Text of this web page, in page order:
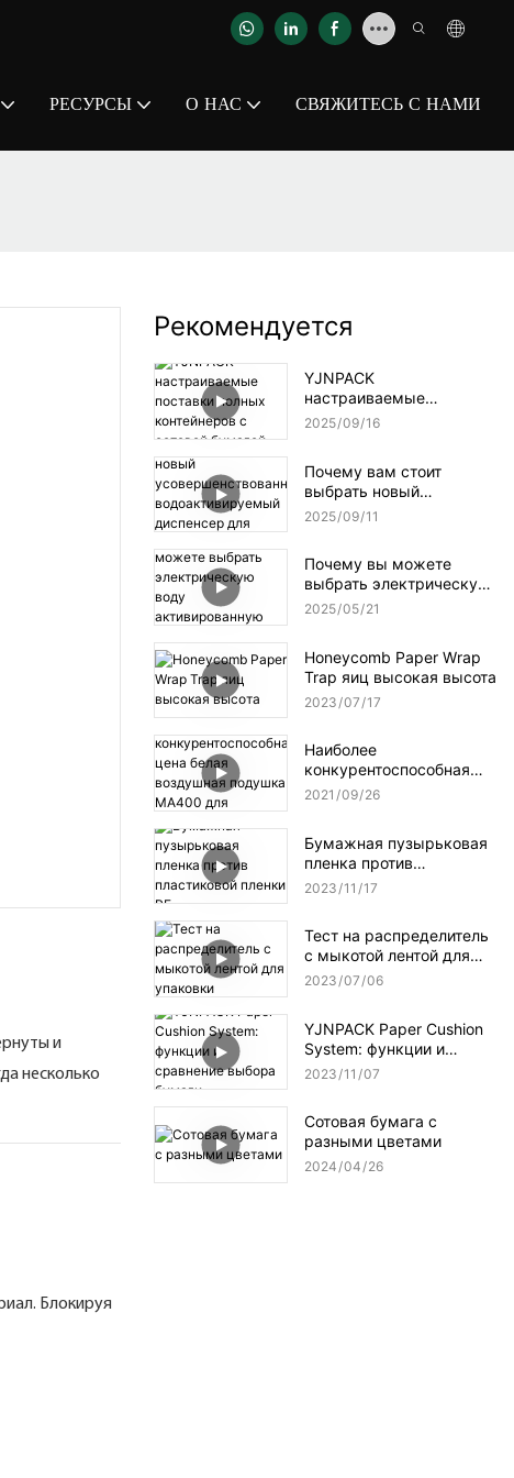
РЕСУРСЫ О НАС СВЯЖИТЕСЬ С НАМИ
и
несколько
Блокируя
Рекомендуется
YJNPACK
настраиваемые
поставки полных
2025 09 16
Почему вам стоит
выбрать новый
усовершенствованный
ленты NT-AT 3.0?
2025 09 11
Почему вы можете
выбрать электрическую
воду активированную
2025 05 21
Honeycomb Paper Wrap
Trap яиц высокая высота
2023 07 17
Наиболее
конкурентоспособная
цена белая воздушная
2021 09 26
Бумажная пузырьковая
пленка против
пластиковой пленки PE
2023 11 17
Тест на распределитель
с мыкотой лентой для
упаковки
2023 07 06
YJNPACK Paper Cushion
System: функции и
сравнение выбора
2023 11 07
Сотовая бумага с
разными цветами
2024 04 26